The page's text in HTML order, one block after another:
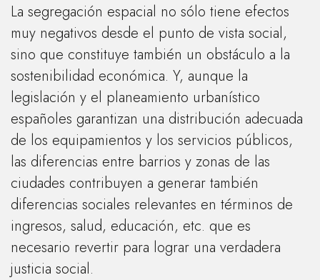
La segregación espacial no sólo tiene efectos
muy negativos desde el punto de vista social,
sino que constituye también un obstáculo a la
sostenibilidad económica. Y, aunque la
legislación y el planeamiento urbanístico
españoles garantizan una distribución adecuada
de los equipamientos y los servicios públicos,
las diferencias entre barrios y zonas de las
ciudades contribuyen a generar también
diferencias sociales relevantes en términos de
ingresos, salud, educación, etc. que es
necesario revertir para lograr una verdadera
justicia social.